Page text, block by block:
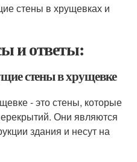
стены в хрущевках и
и ответы:
стены в хрущевке
- это стены, которые
Они являются
здания и несут на